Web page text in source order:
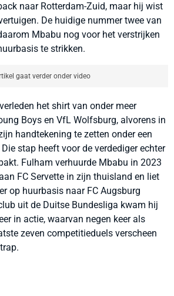
naar Rotterdam-Zuid, maar hij wist
De huidige nummer twee van
Mbabu nog voor het verstrijken
te strikken.
gaat verder onder video
het shirt van onder meer
Boys en VfL Wolfsburg, alvorens in
handtekening te zetten onder een
stap heeft voor de verdediger echter
Fulham verhuurde Mbabu in 2023
FC Servette in zijn thuisland en liet
op huurbasis naar FC Augsburg
uit de Duitse Bundesliga kwam hij
in actie, waarvan negen keer als
zeven competitieduels verscheen